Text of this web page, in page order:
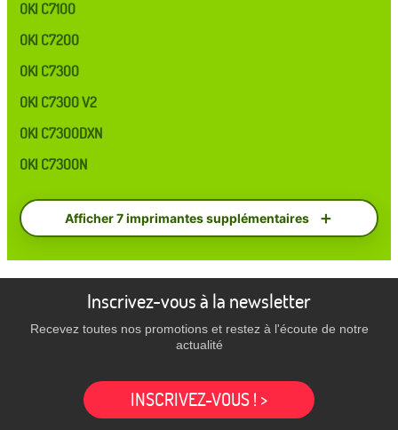
OKI C7100
OKI C7200
OKI C7300
OKI C7300 V2
OKI C7300DXN
OKI C7300N
Afficher 7 imprimantes supplémentaires
Inscrivez-vous à la newsletter
Recevez toutes nos promotions et restez à l'écoute de notre
actualité
INSCRIVEZ-VOUS ! >